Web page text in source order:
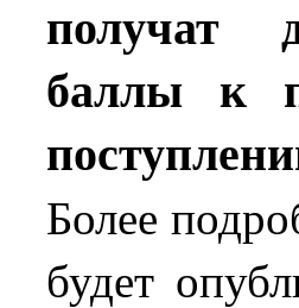
получат
баллы к
Более
будет